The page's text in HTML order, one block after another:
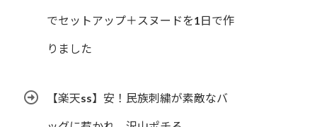
でセットアップ＋スヌードを1日で作
りました
【楽天ss】安！民族刺繍が素敵なバ